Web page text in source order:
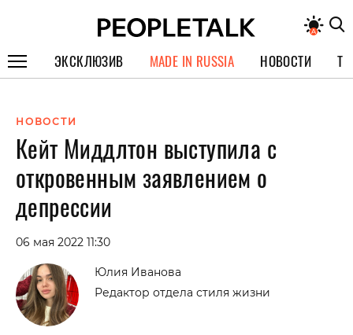
ЭКСКЛЮЗИВ
СПЕЦПРОЕКТЫ
ИНТЕРВЬЮ
ПОКОЛЕНИЕ
MADE IN RUSSIA НОВОСТИ
НОВОСТИ
Кейт Миддлтон выступила с
откровенным заявлением о
депрессии
06 мая 2022 11:30
Юлия Иванова
Редактор отдела стиля жизни